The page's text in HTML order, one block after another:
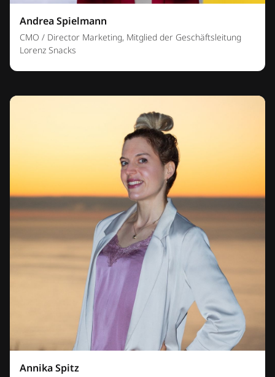
Andrea Spielmann
CMO / Director Marketing, Mitglied der Geschäftsleitung
Lorenz Snacks
Annika Spitz